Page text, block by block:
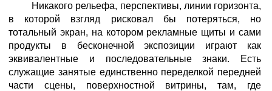
Никакого рельефа, перспективы, линии горизонта,
в которой взгляд рисковал бы потеряться, но
тотальный экран, на котором рекламные щиты и сами
продукты в бесконечной экспозиции играют как
эквивалентные и последовательные знаки. Есть
служащие занятые единственно переделкой передней
части сцены, поверхностной витрины, там, где